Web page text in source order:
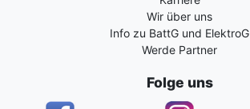
Wir über uns
Info zu BattG und ElektroG
Werde Partner
Folge uns